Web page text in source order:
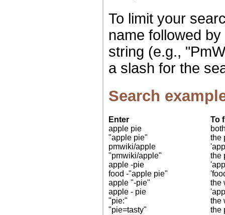
To limit your
name followed
string (e.g.,
a slash for the
Search
Enter
To
apple pie
"apple pie"
the
pmwiki/apple
"pmwiki/apple"
the
apple -pie
food -"apple pie"
apple "-pie"
the
apple - pie
"pie:"
the
"pie=tasty"
the